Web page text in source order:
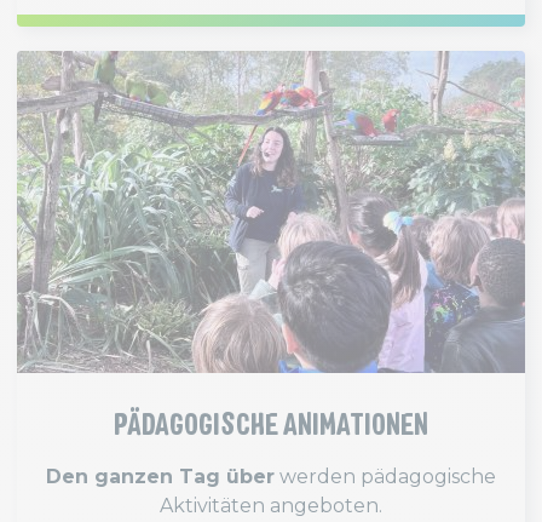
PÄDAGOGISCHE ANIMATIONEN
Den ganzen Tag über werden pädagogische
Aktivitäten angeboten.